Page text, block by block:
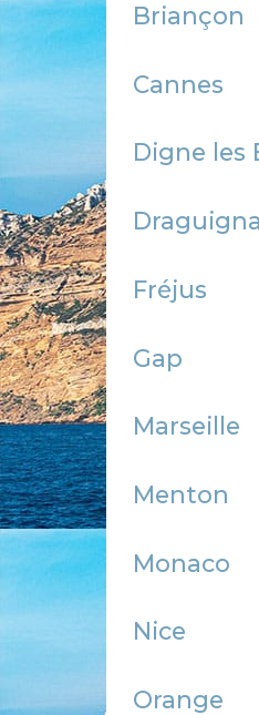
Briançon
Cannes
Digne les
Fréjus
Gap
Marseille
Menton
Monaco
Nice
Orange